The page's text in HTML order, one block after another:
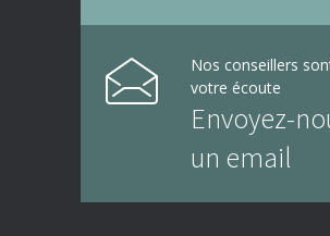
Nos conseillers
votre écoute
Envoyez-
un email